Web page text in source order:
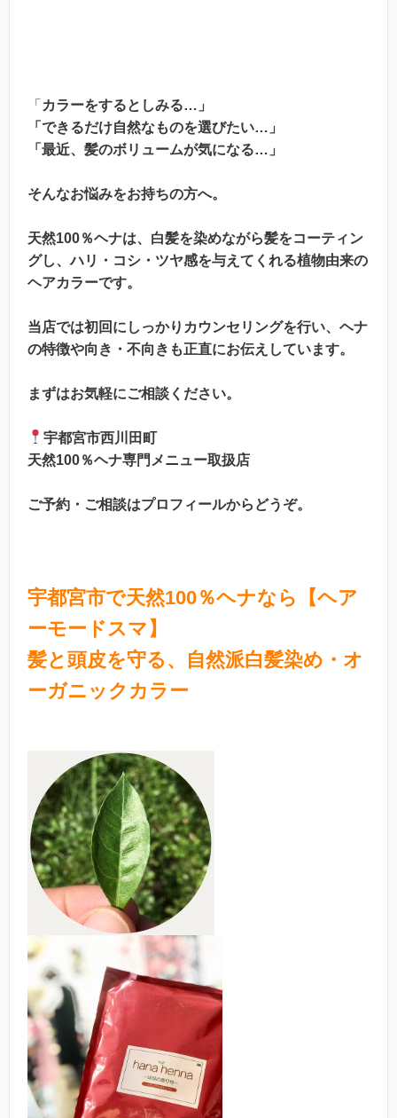
「 カラーをするとしみる…」
「できるだけ自然なものを選びたい…」
「最近、髪のボリュームが気になる…」
そんなお悩みをお持ちの方へ。
天然100％ヘナは、白髪を染めながら髪をコーティン
グし、ハリ・コシ・ツヤ感を与えてくれる植物由来の
ヘアカラーです。
当店では初回にしっかりカウンセリングを行い、ヘナ
の特徴や向き・不向きも正直にお伝えしています。
まずはお気軽にご相談ください。
宇都宮市西川田町
天然100％ヘナ専門メニュー取扱店
ご予約・ご相談はプロフィールからどうぞ。
宇都宮市で天然100％ヘナなら【ヘア
ーモードスマ】
髪と頭皮を守る、自然派白髪染め・オ
ーガニックカラー